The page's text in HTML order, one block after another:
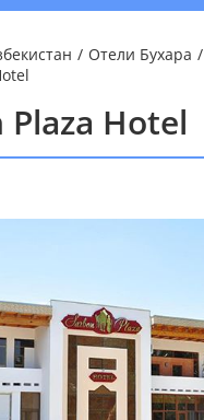
/ Отели Бухара /
Plaza Hotel